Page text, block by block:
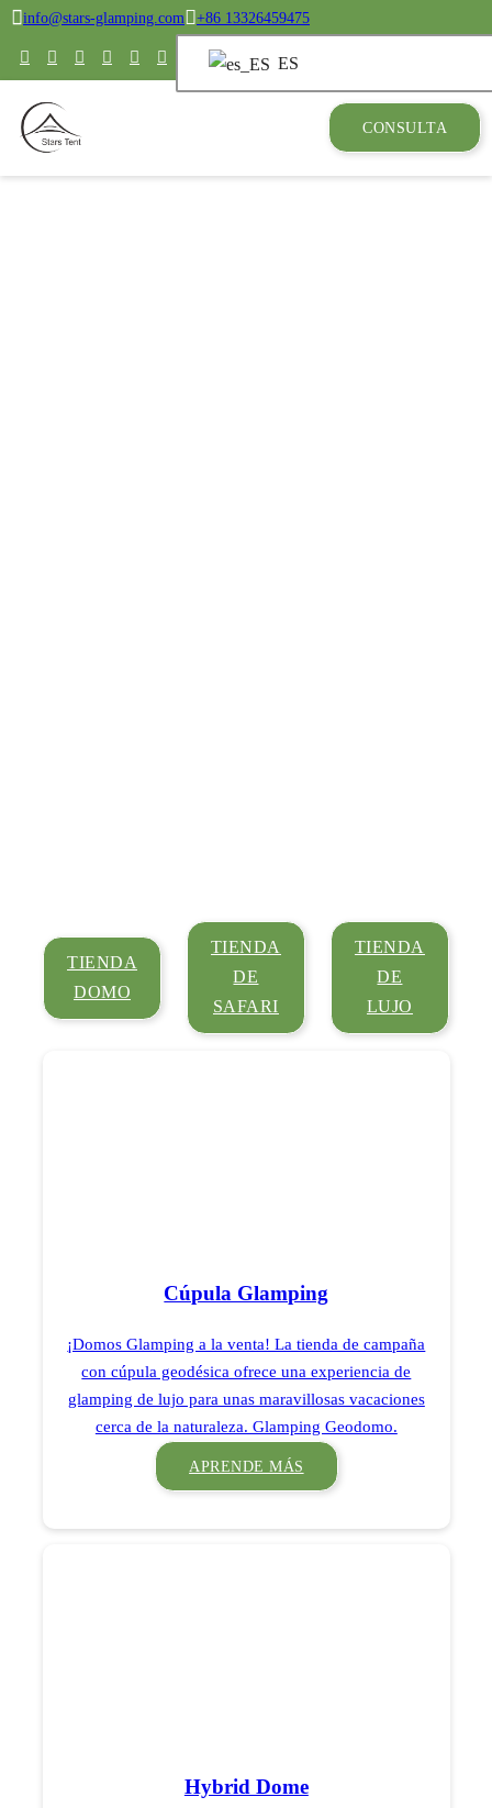
info@stars-glamping.com +86 13326459475
ES
CONSULTA
TIENDA
DOMO
TIENDA
DE
SAFARI
TIENDA
DE
LUJO
Cúpula Glamping
¡Domos Glamping a la venta! La tienda de campaña
con cúpula geodésica ofrece una experiencia de
glamping de lujo para unas maravillosas vacaciones
cerca de la naturaleza. Glamping Geodomo.
APRENDE MÁS
Hybrid Dome